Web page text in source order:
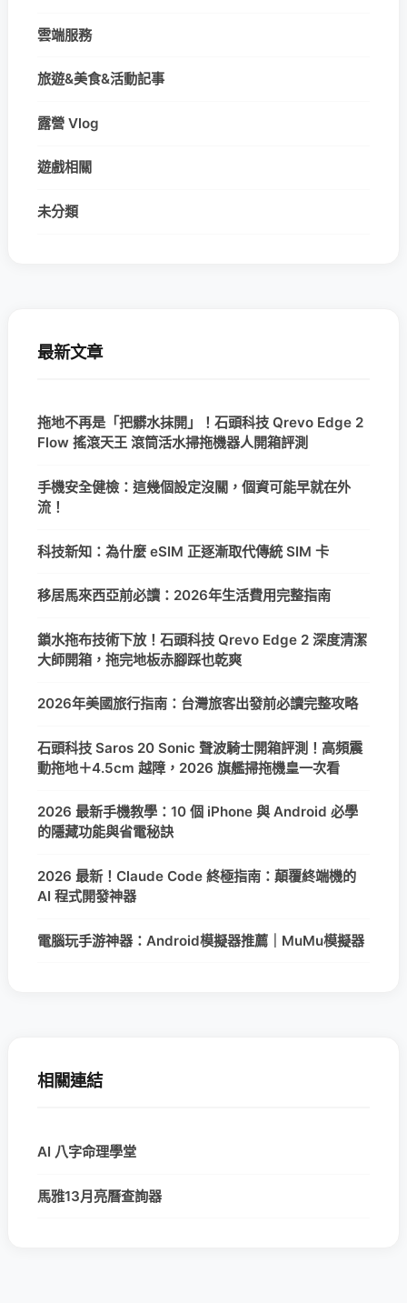
雲端服務
旅遊&美食&活動記事
露營 Vlog
遊戲相關
未分類
最新文章
拖地不再是「把髒水抹開」！石頭科技 Qrevo Edge 2
Flow 搖滾天王 滾筒活水掃拖機器人開箱評測
手機安全健檢：這幾個設定沒關，個資可能早就在外
流！
科技新知：為什麼 eSIM 正逐漸取代傳統 SIM 卡
移居馬來西亞前必讀：2026年生活費用完整指南
鎖水拖布技術下放！石頭科技 Qrevo Edge 2 深度清潔
大師開箱，拖完地板赤腳踩也乾爽
2026年美國旅行指南：台灣旅客出發前必讀完整攻略
石頭科技 Saros 20 Sonic 聲波騎士開箱評測！高頻震
動拖地＋4.5cm 越障，2026 旗艦掃拖機皇一次看
2026 最新手機教學：10 個 iPhone 與 Android 必學
的隱藏功能與省電秘訣
2026 最新！Claude Code 終極指南：顛覆終端機的
AI 程式開發神器
電腦玩手游神器：Android模擬器推薦｜MuMu模擬器
相關連結
AI 八字命理學堂
馬雅13月亮曆查詢器